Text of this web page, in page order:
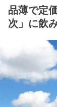
品薄で定
次」に飲